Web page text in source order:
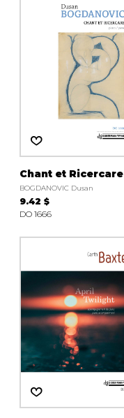
OTHER PRODUCTS
Chant et Ricercare
BOGDANOVIC Dusan
9.42 $
DO 1666